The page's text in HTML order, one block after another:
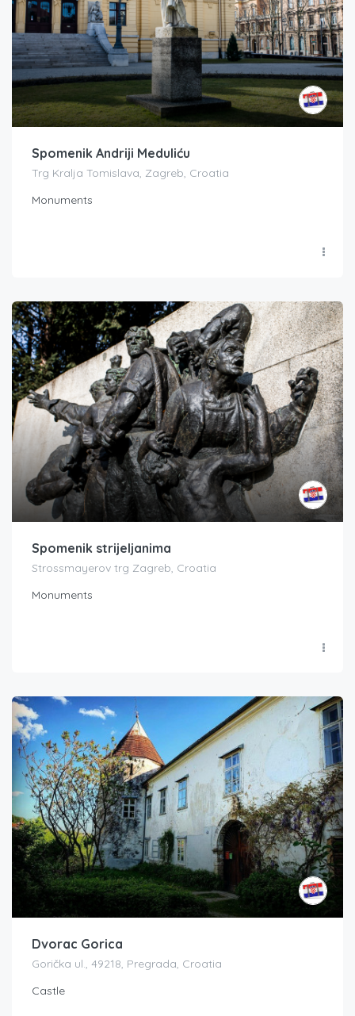
Spomenik Andriji Meduliću
Trg Kralja Tomislava, Zagreb, Croatia
Monuments
Spomenik strijeljanima
Strossmayerov trg Zagreb, Croatia
Monuments
Dvorac Gorica
Gorička ul., 49218, Pregrada, Croatia
Castle